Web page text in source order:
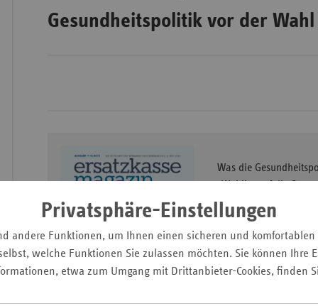
Privatsphäre-Einstellungen
andere Funktionen, um Ihnen einen sicheren und
welche Funktionen Sie zulassen möchten. Sie können Ihre
etwa zum Umgang mit Drittanbieter-Cookies, finden
Gesundheitspolitik vor der Wahl
Was die
Wahlkampf die
Damit einher geht die
Gesundheitssystem in
werden soll. Auf die
allerdings auch
die keinen Aufschub